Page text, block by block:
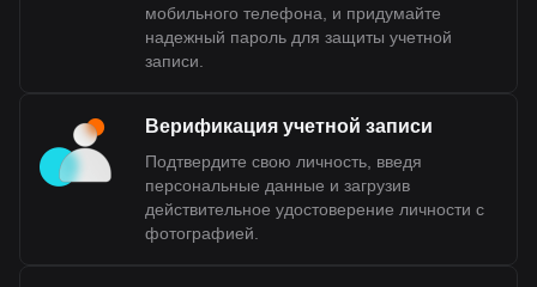
мобильного телефона, и придумайте
надежный пароль для защиты учетной
записи.
Верификация учетной записи
Подтвердите свою личность, введя
персональные данные и загрузив
действительное удостоверение личности с
фотографией.